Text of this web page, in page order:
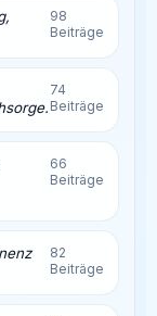
98
Beiträge
74
Beiträge
66
Beiträge
82
Beiträge